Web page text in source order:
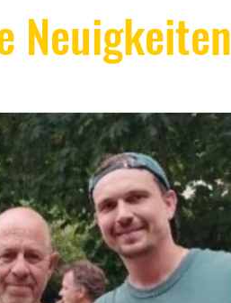
Neuigkeiten